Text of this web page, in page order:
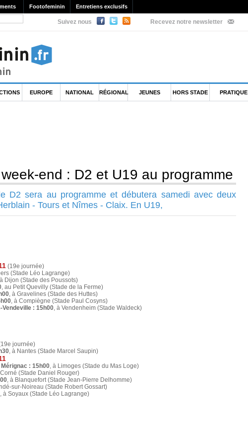
Footofeminin Entretiens exclusifs
Suivez nous Recevez notre newsletter
EUROPE NATIONAL RÉGIONAL JEUNES HORS STADE PRATIQUE
end : D2 et U19 au programme
D2 sera au programme et débutera samedi avec deux
- Tours et Nîmes - Claix. En U19,
(19e journée)
(Stade Léo Lagrange)
Dijon (Stade des Poussots)
, au Petit Quevilly (Stade de la Ferme)
, à Gravelines (Stade des Huttes)
, à Compiègne (Stade Paul Cosyns)
Vendeville : 15h00, à Vendenheim (Stade Waldeck)
journée)
, à Nantes (Stade Marcel Saupin)
: 15h00, à Limoges (Stade du Mas Loge)
(Stade Daniel Rouger)
, à Blanquefort (Stade Jean-Pierre Delhomme)
sur-Noireau (Stade Robert Gossart)
, à Soyaux (Stade Léo Lagrange)